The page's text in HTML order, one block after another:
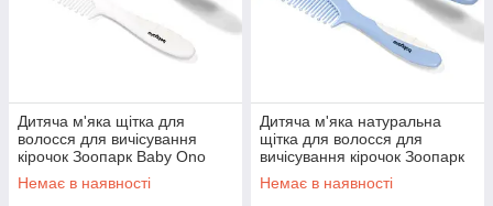
Дитяча м'яка щітка для
волосся для вичісування
кірочок Зоопарк Baby Ono
Білий
Немає в наявності
Дитяча м'яка натуральна
щітка для волосся для
вичісування кірочок Зоопарк
Baby Ono Голубой
Немає в наявності